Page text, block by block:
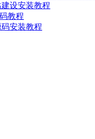
设安装教程
教程
安装教程